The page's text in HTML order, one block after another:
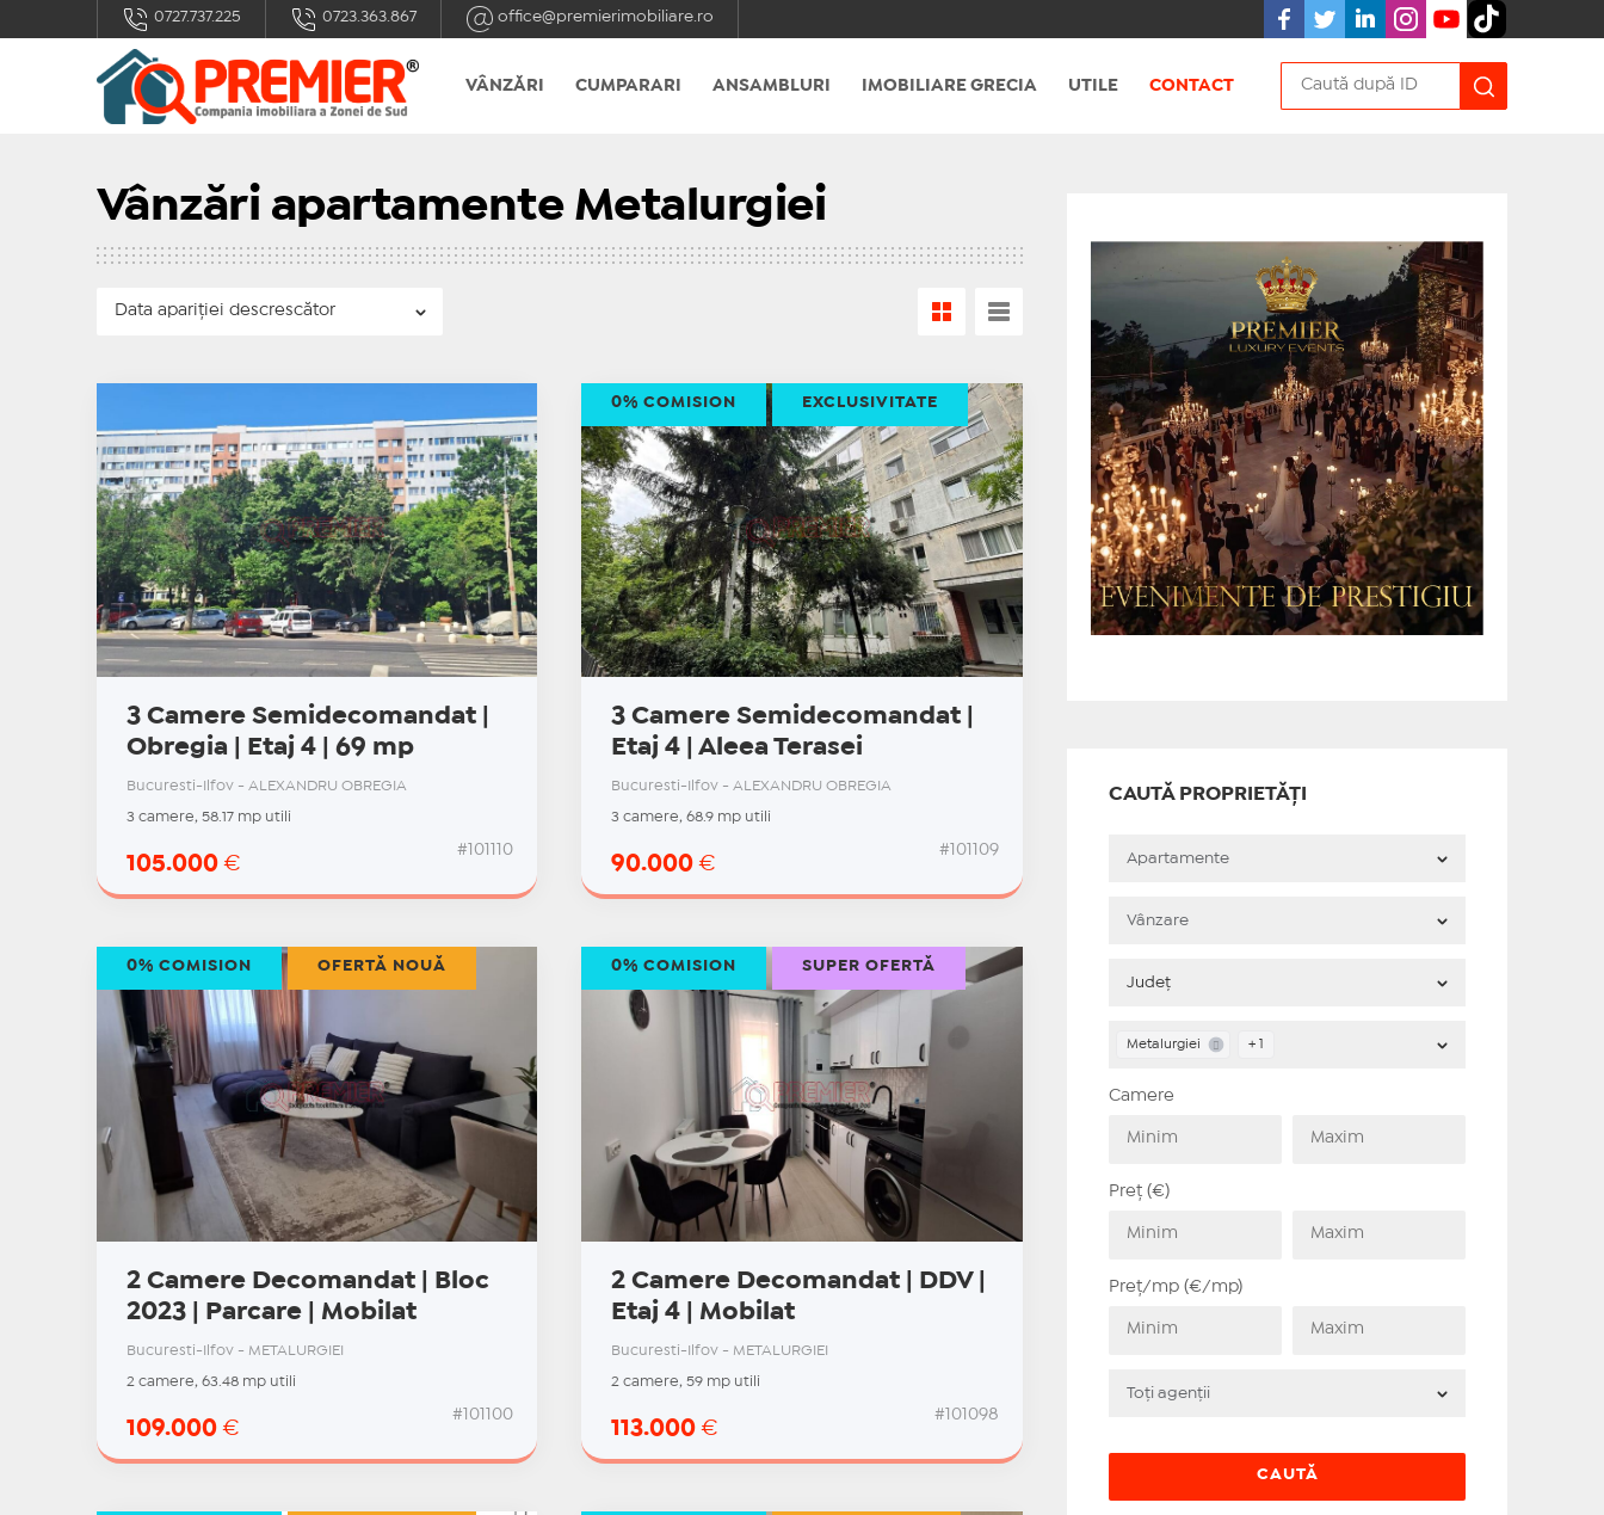
0727.737.225 0723.363.867 office@premierimobiliare.ro
VÂNZĂRI CUMPARARI ANSAMBLURI IMOBILIARE GRECIA UTILE CONTACT
Vânzări apartamente Metalurgiei
3 Camere Semidecomandat |
Obregia | Etaj 4 | 69 mp
Bucuresti-Ilfov - ALEXANDRU OBREGIA
3 camere, 58.17 mp utili
105.000 €
#101110
3 Camere Semidecomandat |
Etaj 4 | Aleea Terasei
Bucuresti-Ilfov - ALEXANDRU OBREGIA
3 camere, 68.9 mp utili
90.000€
#101109
0% COMISION EXCLUSIVITATE
2 Camere Decomandat | Bloc
2023 | Parcare | Mobilat
Bucuresti-Ilfov - METALURGIEI
2 camere, 63.48 mp utili
109.000 €
#101100
0% COMISION OFERTĂ NOUĂ
2 Camere Decomandat | DDV |
Etaj 4 | Mobilat
Bucuresti-Ilfov - METALURGIEI
2 camere, 59 mp utili
113.000€
#101098
0% COMISION SUPER OFERTĂ
CAUTĂ PROPRIETĂȚI
Metalurgiei + 1
Camere
Preț (€)
Preț/mp (€/mp)